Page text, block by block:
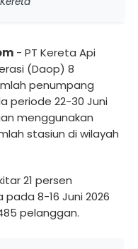
- PT Kereta Api
(Daop) 8
penumpang
periode 22-30 Juni
menggunakan
stasiun di wilayah
21 persen
8-16 Juni 2026
pelanggan.